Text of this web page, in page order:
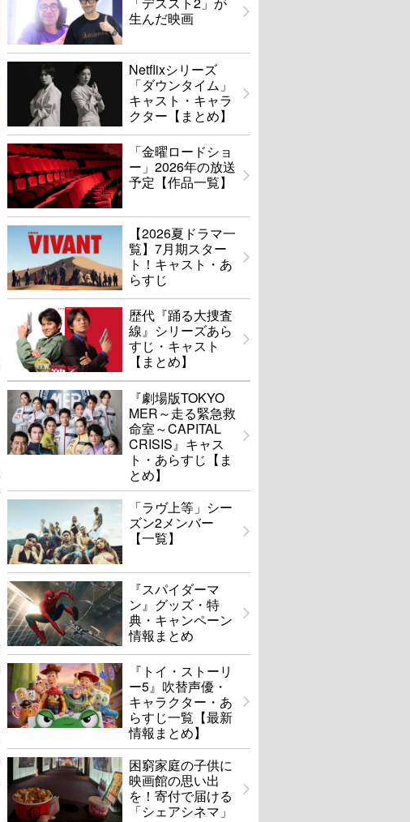
生んだ映画
Netflixシリーズ
「ダウンタイム」
キャスト・キャラ
クター【まとめ】
「金曜ロードショ
ー」2026年の放送
予定【作品一覧】
【2026夏ドラマ一
覧】7月期スター
ト！キャスト・あ
らすじ
歴代『踊る大捜査
線』シリーズあら
すじ・キャスト
【まとめ】
『劇場版TOKYO
MER～走る緊急救
命室～CAPITAL
CRISIS』キャス
ト・あらすじ【ま
とめ】
「ラヴ上等」シー
ズン2メンバー
【一覧】
『スパイダーマ
ン』グッズ・特
典・キャンペーン
情報まとめ
『トイ・ストーリ
ー5』吹替声優・
キャラクター・あ
らすじ一覧【最新
情報まとめ】
困窮家庭の子供に
映画館の思い出
を！寄付で届ける
「シェアシネマ」